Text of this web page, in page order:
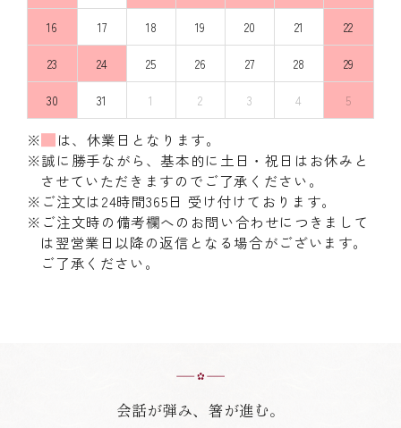
16 17 18 19 20 21 22
23 24 25 26 27 28 29
30 31 1 2 3 4 5
※
は、休業日となります。
※誠に勝手ながら、基本的に土日・祝日はお休みと
させていただきますのでご了承ください。
※ご注文は24時間365日 受け付けております。
※ご注文時の備考欄へのお問い合わせにつきまして
は翌営業日以降の返信となる場合がございます。
ご了承ください。
会話が弾み、箸が進む。